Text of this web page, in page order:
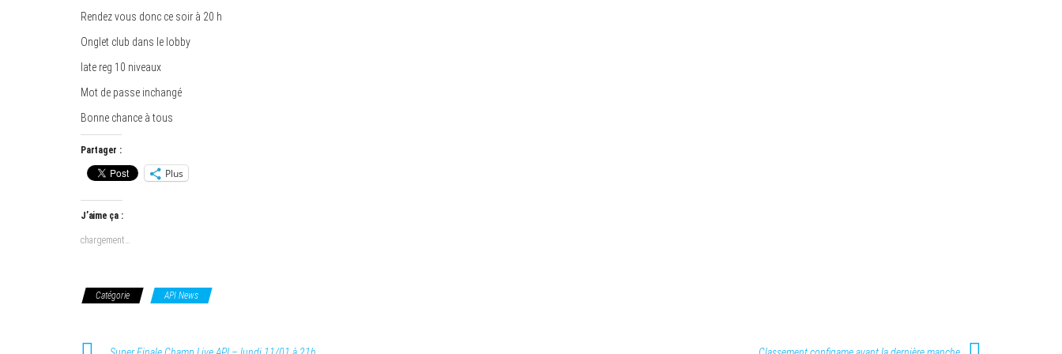
Rendez vous donc ce soir à 20 h
Onglet club dans le lobby
late reg 10 niveaux
Mot de passe inchangé
Bonne chance à tous
Partager :
Plus
J’aime ça :
chargement…
Catégorie API News